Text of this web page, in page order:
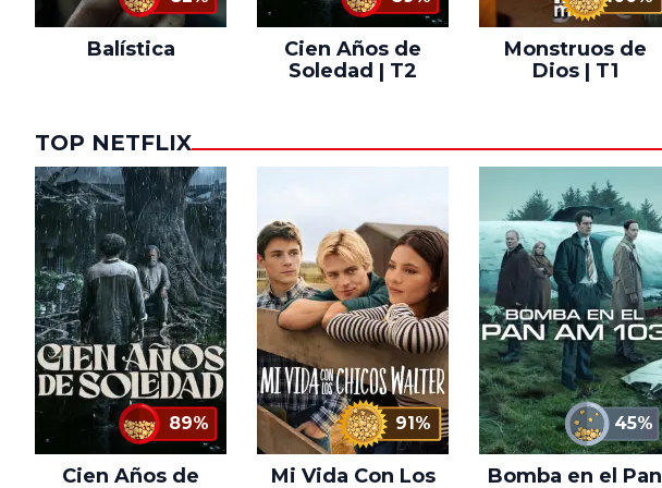
Balística
Cien Años de
Soledad | T2
Monstruos de
Dios | T1
TOP NETFLIX
89%
Cien Años de
91%
Mi Vida Con Los
45%
Bomba en el Pan